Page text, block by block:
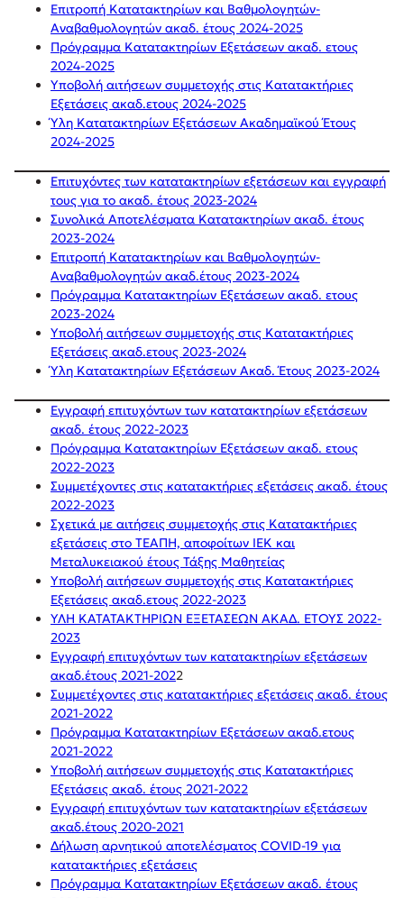
Επιτροπή Κατατακτηρίων και Βαθμολογητών-
Αναβαθμολογητών ακαδ. έτους 2024-2025
Πρόγραμμα Κατατακτηρίων Εξετάσεων ακαδ. ετους
2024-2025
Υποβολή αιτήσεων συμμετοχής στις Κατατακτήριες
Εξετάσεις ακαδ.ετους 2024-2025
Ύλη Κατατακτηρίων Εξετάσεων Ακαδημαϊκού Έτους
2024-2025
Επιτυχόντες των κατατακτηρίων εξετάσεων και εγγραφή
τους για το ακαδ. έτους 2023-2024
Συνολικά Αποτελέσματα Κατατακτηρίων ακαδ. έτους
2023-2024
Επιτροπή Κατατακτηρίων και Βαθμολογητών-
Αναβαθμολογητών ακαδ.έτους 2023-2024
Πρόγραμμα Κατατακτηρίων Εξετάσεων ακαδ. ετους
2023-2024
Υποβολή αιτήσεων συμμετοχής στις Κατατακτήριες
Εξετάσεις ακαδ.ετους 2023-2024
Ύλη Κατατακτηρίων Εξετάσεων Ακαδ. Έτους 2023-2024
Εγγραφή επιτυχόντων των κατατακτηρίων εξετάσεων
ακαδ. έτους 2022-2023
Πρόγραμμα Κατατακτηρίων Εξετάσεων ακαδ. ετους
2022-2023
Συμμετέχοντες στις κατατακτήριες εξετάσεις ακαδ. έτους
2022-2023
Σχετικά με αιτήσεις συμμετοχής στις Κατατακτήριες
εξετάσεις στο ΤΕΑΠΗ, αποφοίτων ΙΕΚ και
Μεταλυκειακού έτους Τάξης Μαθητείας
Υποβολή αιτήσεων συμμετοχής στις Κατατακτήριες
Εξετάσεις ακαδ.ετους 2022-2023
ΥΛΗ ΚΑΤΑΤΑΚΤΗΡΙΩΝ ΕΞΕΤΑΣΕΩΝ ΑΚΑΔ. ΕΤΟΥΣ 2022-
2023
Εγγραφή επιτυχόντων των κατατακτηρίων εξετάσεων
ακαδ.έτους 2021-2022
Συμμετέχοντες στις κατατακτήριες εξετάσεις ακαδ. έτους
2021-2022
Πρόγραμμα Κατατακτηρίων Εξετάσεων ακαδ.ετους
2021-2022
Υποβολή αιτήσεων συμμετοχής στις Κατατακτήριες
Εξετάσεις ακαδ. έτους 2021-2022
Εγγραφή επιτυχόντων των κατατακτηρίων εξετάσεων
ακαδ.έτους 2020-2021
Δήλωση αρνητικού αποτελέσματος COVID-19 για
κατατακτήριες εξετάσεις
Πρόγραμμα Κατατακτηρίων Εξετάσεων ακαδ. έτους